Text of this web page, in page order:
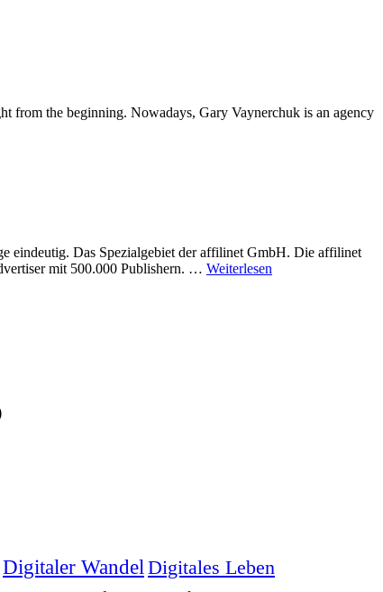
from the beginning. Nowadays, Gary Vaynerchuk is an agency
eindeutig. Das Spezialgebiet der affilinet GmbH. Die affilinet
mit 500.000 Publishern. … Weiterlesen
Digitaler Wandel Digitales Leben